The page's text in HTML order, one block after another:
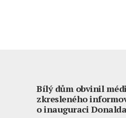
Bílý dům obvinil
zkresleného
o inauguraci